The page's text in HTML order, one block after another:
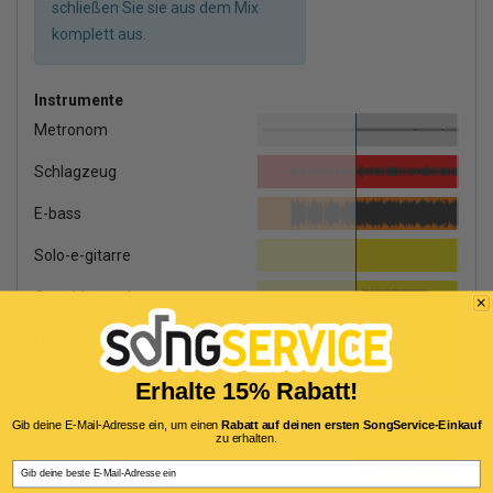
schließen Sie sie aus dem Mix
komplett aus.
Instrumente
Metronom
Schlagzeug
E-bass
Solo-e-gitarre
Overdrive e-gitarre
Overdrive e-gitarre
Verzerrte e-gitarre fuzz
Verzerrte e-gitarre
Crunch-gitarre
Erhalte 15% Rabatt!
Gib deine E-Mail-Adresse ein, um einenRabatt auf deinen ersten SongService-Einkauf
zu erhalten.